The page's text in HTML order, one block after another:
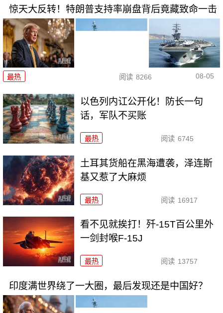
惊天大反转！特朗普支持率崩盘背后竟藏致命一击
最热 阅读 8266 08-05
以色列内讧公开化！防长一句
话，军队不买账
最热 阅读 6745
土耳其货船在黑海遭袭，泽连斯
基又惹了大麻烦
最热 阅读 16917
看不见就挨打！歼-15T百公里外
一剑封喉F-15J
最热 阅读 13757
印度满世界绕了一大圈，最后发现还是中国好？